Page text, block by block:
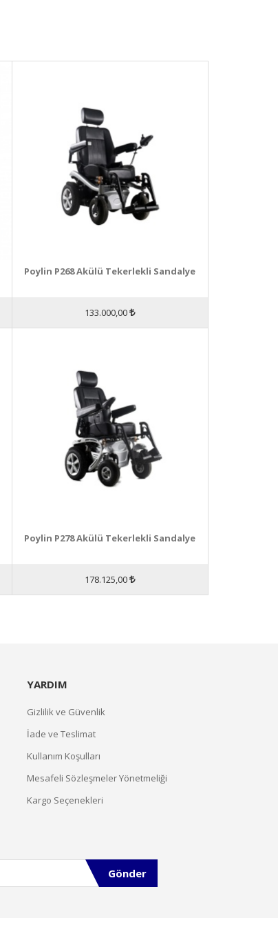
Poylin P268 Akülü Tekerlekli Sandalye
133.000,00
Poylin P278 Akülü Tekerlekli Sandalye
178.125,00
YARDIM
Gizlilik ve Güvenlik
İade ve Teslimat
Kullanım Koşulları
Mesafeli Sözleşmeler Yönetmeliği
Kargo Seçenekleri
Gönder